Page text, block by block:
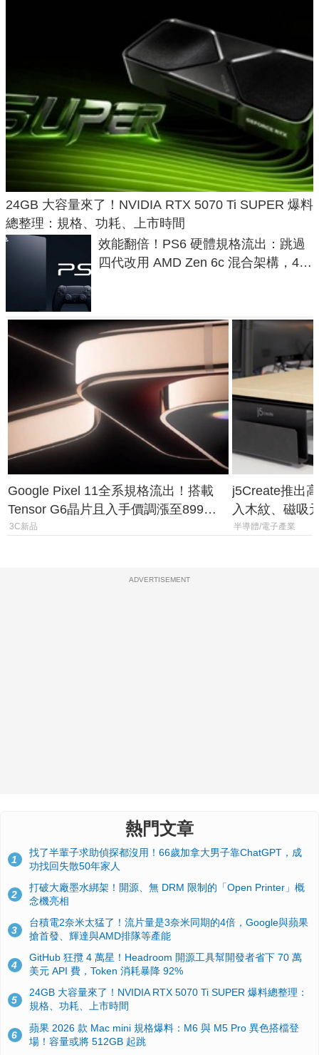
24GB 大容量來了！NVIDIA RTX 5070 Ti SUPER 爆料
總整理：規格、功耗、上市時間
效能翻倍！PS6 硬體規格流出：跳過
四代改用 AMD Zen 6c 混合架構，4K
Google Pixel 11全系規格流出！搭載
Tensor G6晶片且入手價調漲至899美
元
3C新品
j5Create推出
入木紋、磁吸
半導體/電子產業
ADVERTISEMENT
熱門文章
1
找了半輩子求助偵探都沒用！66歲加拿大男子靠ChatGPT，成
功找回失散50年家人
2
打破大廠墨水綁架！開源、無 DRM 限制的「Open Printer」概
念機亮相
3
台積電2奈米太猛了！流片量是3奈米同期的4倍，Google與蘋果
搶首發、輝達與AMD排隊等產能
4
GitHub 狂攬 4 萬星！Headroom 開源工具幫開發者省下 70 萬
美元 API 費，Token 消耗暴降 92%
5
24GB 大容量來了！NVIDIA RTX 5070 Ti SUPER 爆料總整理：
規格、功耗、上市時間
6
蘋果 2026 款 Mac mini 規格爆料：M6 與 M5 Pro 異色搭檔登
場！容量或將 512GB 起跳